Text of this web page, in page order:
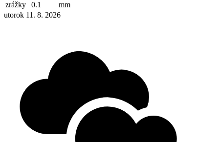
zrážky
0.1
mm
utorok 11. 8. 2026